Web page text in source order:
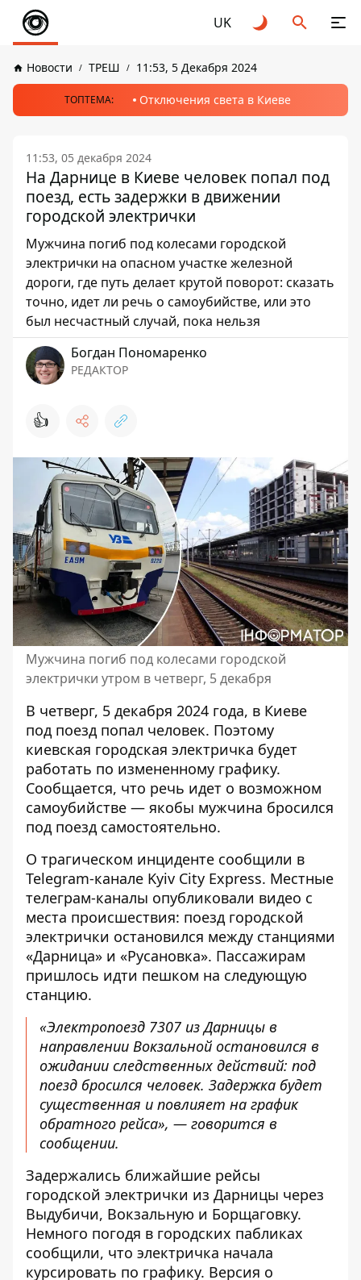
UK
Новости ТРЕШ 11:53, 5 Декабря 2024
ТОПТЕМА: Отключения света в Киеве
11:53, 05 декабря 2024
На Дарнице в Киеве человек попал под
поезд, есть задержки в движении
городской электрички
Мужчина погиб под колесами городской
электрички на опасном участке железной
дороги, где путь делает крутой поворот: сказать
точно, идет ли речь о самоубийстве, или это
был несчастный случай, пока нельзя
Богдан Пономаренко
РЕДАКТОР
👍
Мужчина погиб под колесами городской
электрички утром в четверг, 5 декабря
В четверг, 5 декабря 2024 года, в Киеве
под поезд попал человек. Поэтому
киевская городская электричка будет
работать по измененному графику.
Сообщается, что речь идет о возможном
самоубийстве — якобы мужчина бросился
под поезд самостоятельно.
О трагическом инциденте сообщили в
Telegram-канале Kyiv City Express. Местные
телеграм-каналы опубликовали видео с
места происшествия: поезд городской
электрички остановился между станциями
«Дарница» и «Русановка». Пассажирам
пришлось идти пешком на следующую
станцию.
«Электропоезд 7307 из Дарницы в
направлении Вокзальной остановился в
ожидании следственных действий: под
поезд бросился человек. Задержка будет
существенная и повлияет на график
обратного рейса», — говорится в
сообщении.
Задержались ближайшие рейсы
городской электрички из Дарницы через
Выдубичи, Вокзальную и Борщаговку.
Немного погодя в городских пабликах
сообщили, что электричка начала
курсировать по графику. Версия о